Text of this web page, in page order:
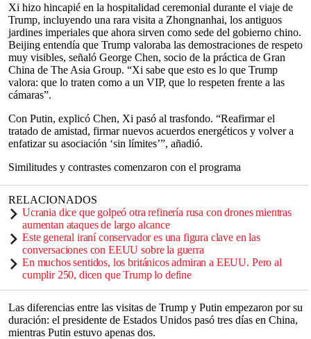
Xi hizo hincapié en la hospitalidad ceremonial durante el viaje de
Trump, incluyendo una rara visita a Zhongnanhai, los antiguos
jardines imperiales que ahora sirven como sede del gobierno chino.
Beijing entendía que Trump valoraba las demostraciones de respeto
muy visibles, señaló George Chen, socio de la práctica de Gran
China de The Asia Group. “Xi sabe que esto es lo que Trump
valora: que lo traten como a un VIP, que lo respeten frente a las
cámaras”.
Con Putin, explicó Chen, Xi pasó al trasfondo. “Reafirmar el
tratado de amistad, firmar nuevos acuerdos energéticos y volver a
enfatizar su asociación ‘sin límites’”, añadió.
Similitudes y contrastes comenzaron con el programa
RELACIONADOS
Ucrania dice que golpeó otra refinería rusa con drones mientras
aumentan ataques de largo alcance
Este general iraní conservador es una figura clave en las
conversaciones con EEUU sobre la guerra
En muchos sentidos, los británicos admiran a EEUU. Pero al
cumplir 250, dicen que Trump lo define
Las diferencias entre las visitas de Trump y Putin empezaron por su
duración: el presidente de Estados Unidos pasó tres días en China,
mientras Putin estuvo apenas dos.